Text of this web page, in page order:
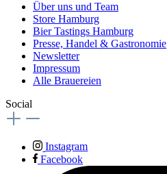
Über uns und Team
Store Hamburg
Bier Tastings Hamburg
Presse, Handel & Gastronomie
Newsletter
Impressum
Alle Brauereien
Social
Instagram
Facebook